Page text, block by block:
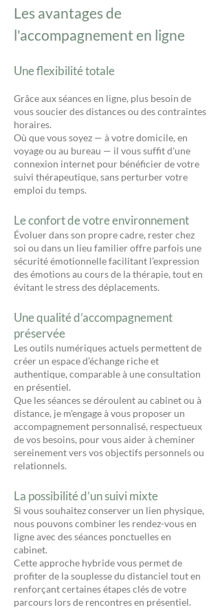
Les avantages de
l'accompagnement en ligne
Une flexibilité totale
Grâce aux séances en ligne, plus besoin de
vous soucier des distances ou des contraintes
horaires.
Où que vous soyez — à votre domicile, en
voyage ou au bureau — il vous suffit d'une
connexion internet pour bénéficier de votre
suivi thérapeutique, sans perturber votre
emploi du temps.
Le confort de votre environnement
Évoluer dans son propre cadre, rester chez
soi ou dans un lieu familier offre parfois une
sécurité émotionnelle facilitant l’expression
des émotions au cours de la thérapie, tout en
évitant le stress des déplacements.
Une qualité d’accompagnement
préservée
Les outils numériques actuels permettent de
créer un espace d’échange riche et
authentique, comparable à une consultation
en présentiel.
Que les séances se déroulent au cabinet ou à
distance, je m'engage à vous proposer un
accompagnement personnalisé, respectueux
de vos besoins, pour vous aider à cheminer
sereinement vers vos objectifs personnels ou
relationnels.
La possibilité d’un suivi mixte
Si vous souhaitez conserver un lien physique,
nous pouvons combiner les rendez-vous en
ligne avec des séances ponctuelles en
cabinet.
Cette approche hybride vous permet de
profiter de la souplesse du distanciel tout en
renforçant certaines étapes clés de votre
parcours lors de rencontres en présentiel.